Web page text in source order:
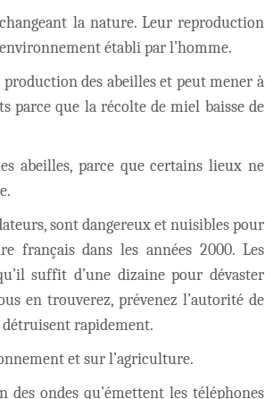
la nature. Leur reproduction
établi par l’homme.
des abeilles et peut mener à
parce que la récolte de miel baisse de
abeilles, parce que certains lieux ne
sont dangereux et nuisibles pour
dans les années 2000. Les
suffit d’une dizaine pour dévaster
en trouverez, prévenez l’autorité de
rapidement.
et sur l’agriculture.
des ondes qu’émettent les téléphones